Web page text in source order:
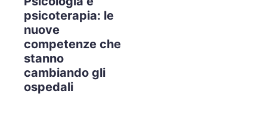
psicoterapia: le
nuove
competenze che
stanno
cambiando gli
ospedali